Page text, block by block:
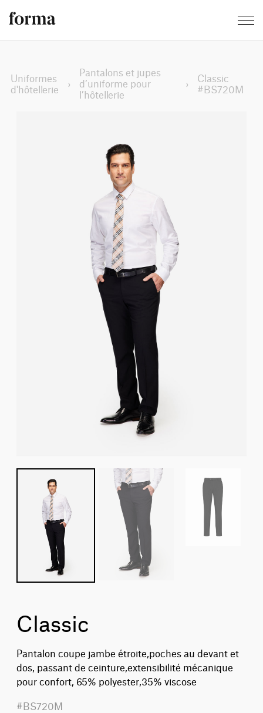
Uniformes
d'hôtellerie
›
Pantalons et jupes
d’uniforme pour
l’hôtellerie
›
Classic
#BS720M
Classic
Pantalon coupe jambe étroite,poches au devant et
dos, passant de ceinture,extensibilité mécanique
pour confort, 65% polyester,35% viscose
#BS720M